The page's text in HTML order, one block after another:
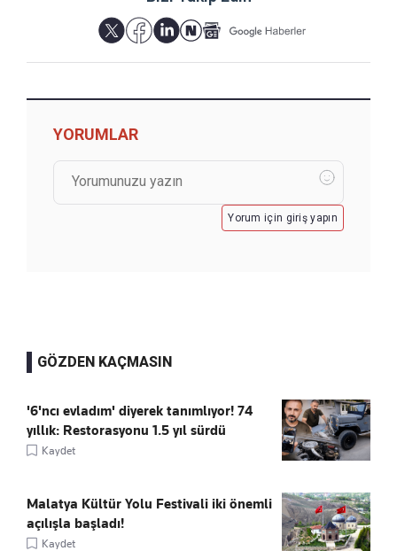
YORUMLAR
Yorum için giriş yapın
GÖZDEN KAÇMASIN
'6'ncı evladım' diyerek tanımlıyor! 74
yıllık: Restorasyonu 1.5 yıl sürdü
Kaydet
Malatya Kültür Yolu Festivali iki önemli
açılışla başladı!
Kaydet